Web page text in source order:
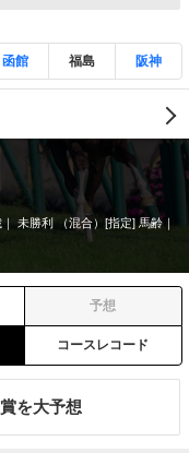
函館 福島 阪神
未勝利 （混合）[指定] 馬齢
予想
コースレコード
を大予想